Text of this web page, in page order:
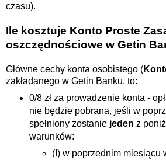
czasu).
Ile kosztuje Konto Proste
oszczędnościowe w Getin
Główne cechy konta osobistego (
zakładanego w Getin Banku, to:
0/8 zł za prowadzenie konta -
nie będzie pobrana, jeśli w
spełniony zostanie jeden z
warunków:
(I) w poprzednim miesiącu